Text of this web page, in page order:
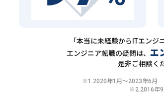
「本当に未経験からITエン
エンジニア転職の疑問は、 エ
是非ご相談く
※1 2020年1月〜2023年6月
※2 2016年9